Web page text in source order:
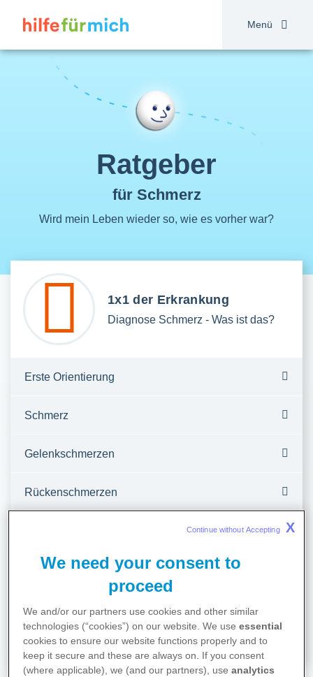
Inhalt
Menü
Ratgeber
für Schmerz
Wird mein Leben wieder so, wie es vorher war?
1x1 der Erkrankung
Diagnose Schmerz - Was ist das?
Erste Orientierung
Schmerz
Gelenkschmerzen
Rückenschmerzen
Nervenschmerzen
Nächste Schritte
Perspektive
We need your consent to
proceed
We and/or our partners use cookies and other similar
technologies (“cookies”) on our website. We useessential
cookies to ensure our website functions properly and to
keep it secure and these are always on. If you consent
(where applicable), we (and our partners), useanalytics
Continue without Accepting X